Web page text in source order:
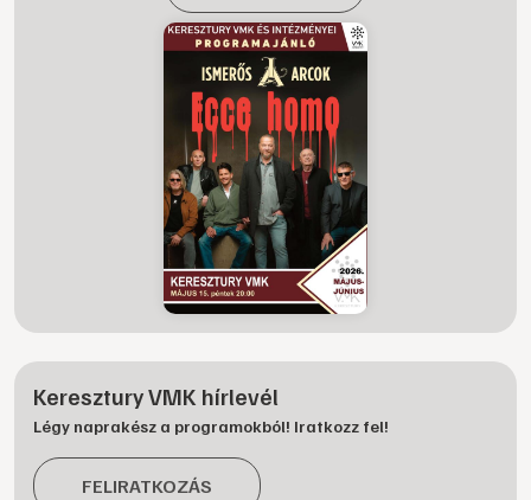
Keresztury VMK hírlevél
Légy naprakész a programokból! Iratkozz fel!
FELIRATKOZÁS